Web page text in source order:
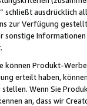
ausdrücklich
zur Verfügung
sonstige
Produkt-
erteilt haben,
Wenn Sie
an, dass wir